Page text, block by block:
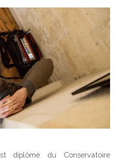
diplômé du Conservatoire